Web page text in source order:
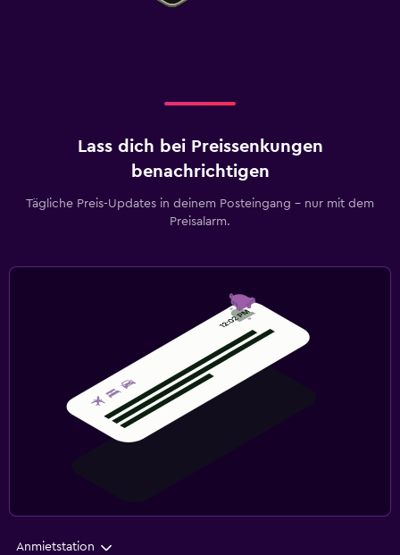
Lass dich bei Preissenkungen
benachrichtigen
Tägliche Preis-Updates in deinem Posteingang – nur mit dem
Preisalarm.
Anmietstation